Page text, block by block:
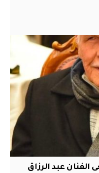
الفنان عبد الرزاق